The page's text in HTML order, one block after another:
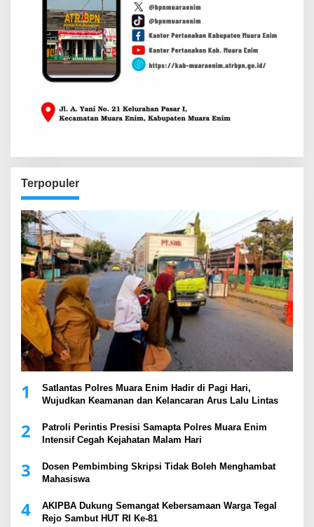
Terpopuler
1
Satlantas Polres Muara Enim Hadir di Pagi Hari,
Wujudkan Keamanan dan Kelancaran Arus Lalu Lintas
2
Patroli Perintis Presisi Samapta Polres Muara Enim
Intensif Cegah Kejahatan Malam Hari
3
Dosen Pembimbing Skripsi Tidak Boleh Menghambat
Mahasiswa
4
AKIPBA Dukung Semangat Kebersamaan Warga Tegal
Rejo Sambut HUT RI Ke-81